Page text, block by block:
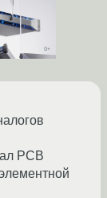
РСВ